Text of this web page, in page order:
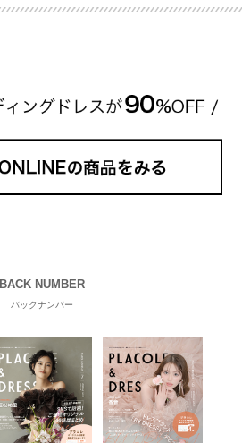
BACK NUMBER
バックナンバー